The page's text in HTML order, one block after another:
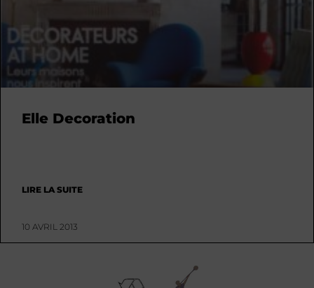
Elle Decoration
LIRE LA SUITE
10 AVRIL 2013